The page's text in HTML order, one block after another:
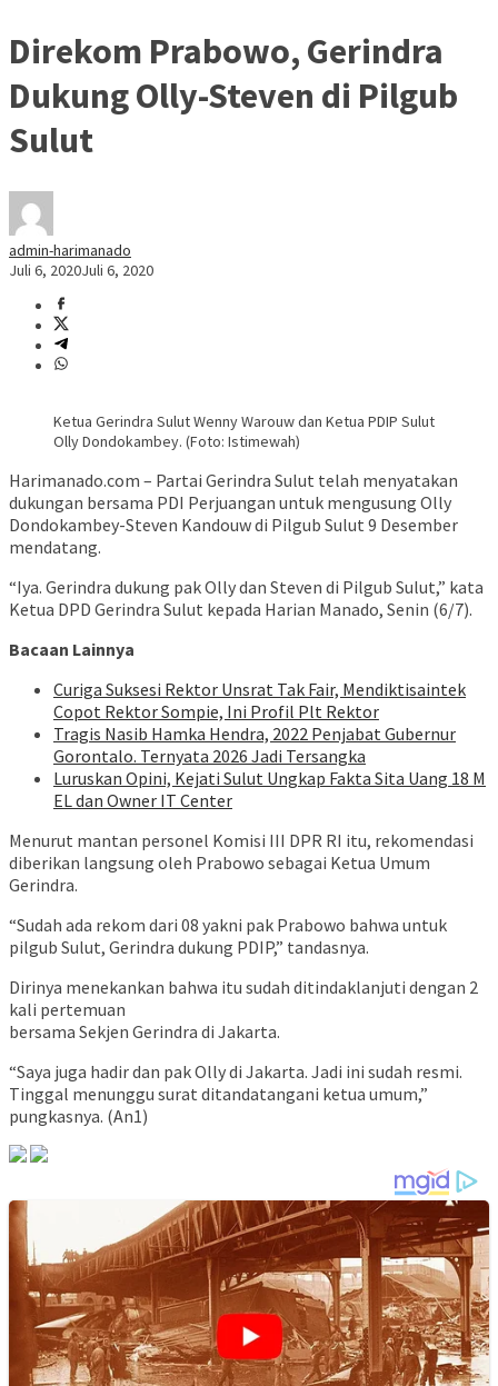
Direkom Prabowo, Gerindra
Dukung Olly-Steven di Pilgub
Sulut
admin-harimanado
Juli 6, 2020Juli 6, 2020
Ketua Gerindra Sulut Wenny Warouw dan Ketua PDIP Sulut
Olly Dondokambey. (Foto: Istimewah)
Harimanado.com – Partai Gerindra Sulut telah menyatakan
dukungan bersama PDI Perjuangan untuk mengusung Olly
Dondokambey-Steven Kandouw di Pilgub Sulut 9 Desember
mendatang.
“Iya. Gerindra dukung pak Olly dan Steven di Pilgub Sulut,” kata
Ketua DPD Gerindra Sulut kepada Harian Manado, Senin (6/7).
Bacaan Lainnya
Curiga Suksesi Rektor Unsrat Tak Fair, Mendiktisaintek
Copot Rektor Sompie, Ini Profil Plt Rektor
Tragis Nasib Hamka Hendra, 2022 Penjabat Gubernur
Gorontalo. Ternyata 2026 Jadi Tersangka
Luruskan Opini, Kejati Sulut Ungkap Fakta Sita Uang 18 M
EL dan Owner IT Center
Menurut mantan personel Komisi III DPR RI itu, rekomendasi
diberikan langsung oleh Prabowo sebagai Ketua Umum
Gerindra.
“Sudah ada rekom dari 08 yakni pak Prabowo bahwa untuk
pilgub Sulut, Gerindra dukung PDIP,” tandasnya.
Dirinya menekankan bahwa itu sudah ditindaklanjuti dengan 2
kali pertemuan
bersama Sekjen Gerindra di Jakarta.
“Saya juga hadir dan pak Olly di Jakarta. Jadi ini sudah resmi.
Tinggal menunggu surat ditandatangani ketua umum,”
pungkasnya. (An1)